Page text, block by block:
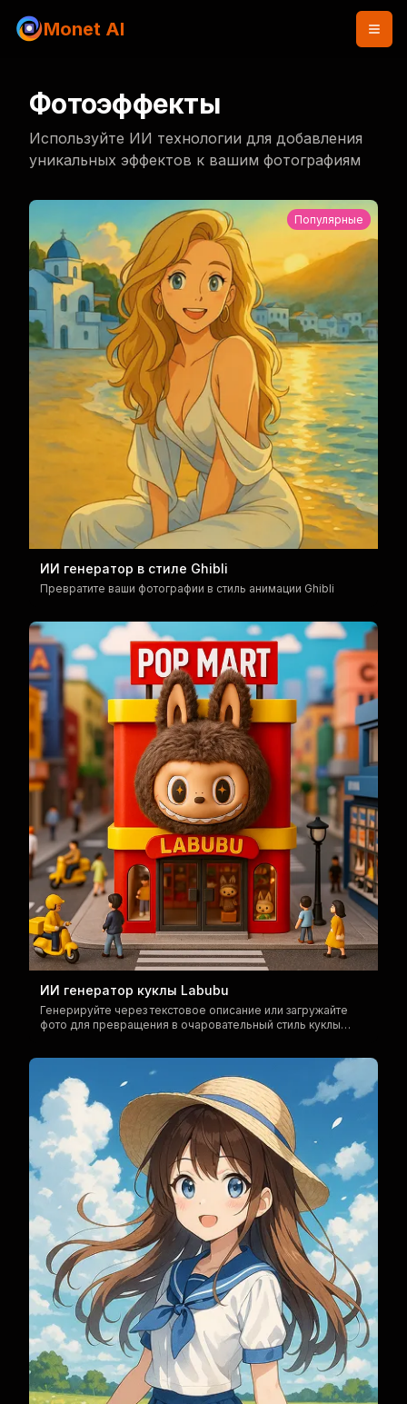
Monet AI
Фотоэффекты
Используйте ИИ технологии для добавления
уникальных эффектов к вашим фотографиям
Популярные
ИИ генератор в стиле Ghibli
Превратите ваши фотографии в стиль анимации Ghibli
ИИ генератор куклы Labubu
Генерируйте через текстовое описание или загружайте
фото для превращения в очаровательный стиль куклы